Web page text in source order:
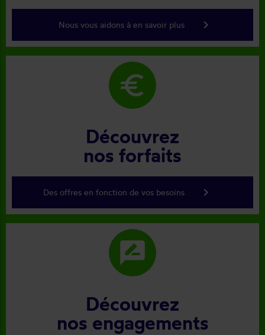
Nous vous aidons à en savoir plus keyboard_arrow_right
euro
Découvrez
nos forfaits
Des offres en fonction de vos besoins keyboard_arrow_right
rate_review
Découvrez
nos engagements